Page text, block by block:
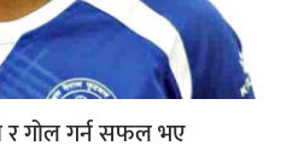
र गोल गर्न सफल भए